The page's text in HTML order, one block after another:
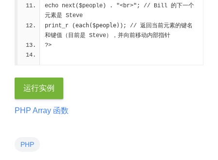
echo next($people) . "<br>"; // Bill 的下一个
元素是 Steve
print_r (each($people) ); // 返回当前元素的键名
和键值（目前是 Steve），并向前移动内部指针
?>
运行实例
PHP Array 函数
PHP